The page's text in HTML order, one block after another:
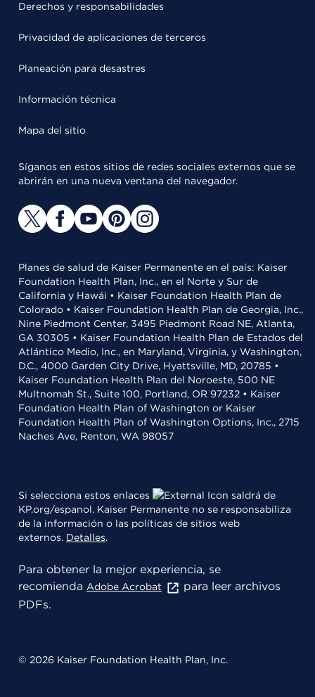
Derechos y responsabilidades
Privacidad de aplicaciones de terceros
Planeación para desastres
Información técnica
Mapa del sitio
Síganos en estos sitios de redes sociales externos que se
abrirán en una nueva ventana del navegador.
Planes de salud de Kaiser Permanente en el país: Kaiser
Foundation Health Plan, Inc., en el Norte y Sur de
California y Hawái • Kaiser Foundation Health Plan de
Colorado • Kaiser Foundation Health Plan de Georgia, Inc.,
Nine Piedmont Center, 3495 Piedmont Road NE, Atlanta,
GA 30305 • Kaiser Foundation Health Plan de Estados del
Atlántico Medio, Inc., en Maryland, Virginia, y Washington,
D.C., 4000 Garden City Drive, Hyattsville, MD, 20785 •
Kaiser Foundation Health Plan del Noroeste, 500 NE
Multnomah St., Suite 100, Portland, OR 97232 • Kaiser
Foundation Health Plan of Washington or Kaiser
Foundation Health Plan of Washington Options, Inc., 2715
Naches Ave, Renton, WA 98057
Si selecciona estos enlaces
saldrá de
KP.org/espanol. Kaiser Permanente no se responsabiliza
de la información o las políticas de sitios web
externos. Detalles.
Para obtener la mejor experiencia, se
recomienda Adobe Acrobat
para leer archivos
PDFs.
© 2026 Kaiser Foundation Health Plan, Inc.